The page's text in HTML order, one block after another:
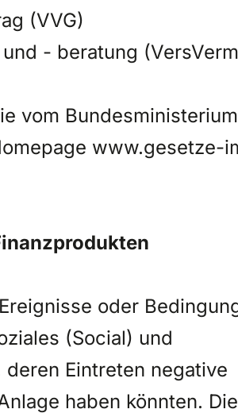
(VVG)
- beratung
vom Bundesministerium
www.gesetze-
oder
(Social) und
Eintreten negative
haben könnten.